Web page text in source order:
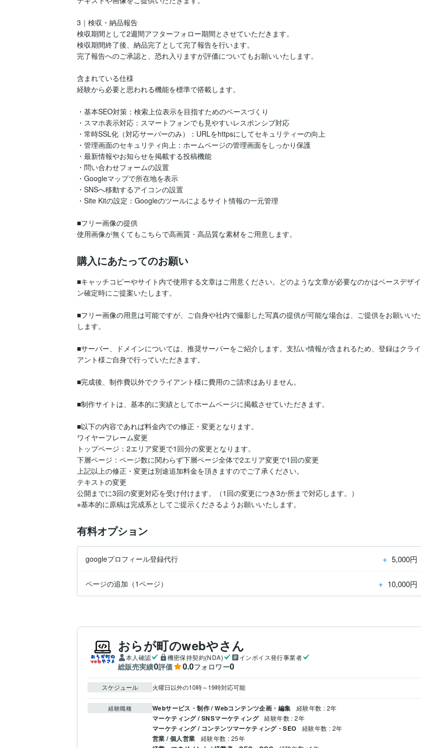
3｜検収・納品報告
検収期間として2週間アフターフォロー期間とさせていただきます。
検収期間終了後、納品完了として完了報告を行います。
完了報告へのご承認と、恐れ入りますが評価についてもお願いいたします。
含まれている仕様
経験から必要と思われる機能を標準で搭載します。
・基本SEO対策：検索上位表示を目指すためのベースづくり
・スマホ表示対応：スマートフォンでも見やすいレスポンシブ対応
・常時SSL化（対応サーバーのみ）：URLをhttpsにしてセキュリティーの向上
・管理画面のセキュリティ向上：ホームページの管理画面をしっかり保護
・最新情報やお知らせを掲載する投稿機能
・問い合わせフォームの設置
・Googleマップで所在地を表示
・SNSへ移動するアイコンの設置
・Site Kitの設定：Googleのツールによるサイト情報の一元管理
■フリー画像の提供
使用画像が無くてもこちらで高画質・高品質な素材をご用意します。
購入にあたってのお願い
■キャッチコピーやサイト内で使用する文章はご用意ください。どのような文章が必要なのかはベースデザイ
ン確定時にご提案いたします。
■フリー画像の用意は可能ですが、ご自身や社内で撮影した写真の提供が可能な場合は、ご提供をお願いいた
します。
■サーバー、ドメインについては、推奨サーバーをご紹介します。支払い情報が含まれるため、登録はクライ
アント様ご自身で行っていただきます。
■完成後、制作費以外でクライアント様に費用のご請求はありません。
■制作サイトは、基本的に実績としてホームページに掲載させていただきます。
■以下の内容であれば料金内での修正・変更となります。
ワイヤーフレーム変更
トップページ：2エリア変更で1回分の変更となります。
下層ページ：ページ数に関わらず下層ページ全体で2エリア変更で1回の変更
上記以上の修正・変更は別途追加料金を頂きますのでご了承ください。
テキストの変更
公開までに3回の変更対応を受け付けます。（1回の変更につき3か所まで対応します。）
※基本的に原稿は完成系としてご提示くださるようお願いいたします。
有料オプション
googleプロフィール登録代行 ＋ 5,000円
ページの追加（1ページ） ＋ 10,000円
おらが町のwebやさん
本人確認 機密保持契約(NDA) インボイス発行事業者
総販売実績0評価 0.0フォロワー0
スケジュール 火曜日以外の10時～19時対応可能
経験職種 Webサービス・制作 / Webコンテンツ企画・編集 経験年数 : 2年
マーケティング / SNSマーケティング 経験年数 : 2年
マーケティング / コンテンツマーケティング・SEO 経験年数 : 2年
営業 / 個人営業 経験年数 : 25年